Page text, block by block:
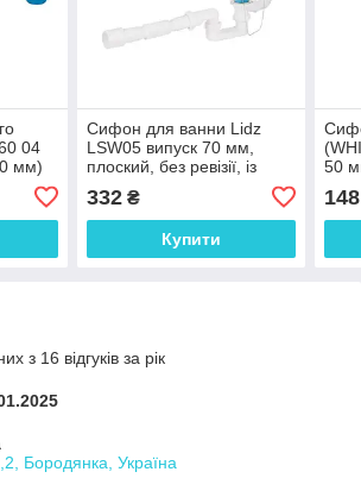
04
мм)
Сифон для ванни Lidz
LSW05 випуск 70 мм,
плоский, без ревізії, із
(вихід гофра 40/50мм)
332₴
Купити
50
148
з 16 відгуків за рік
Бородянка, Україна